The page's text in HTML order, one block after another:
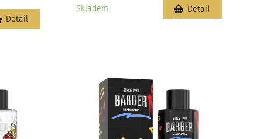
Detail
Skladem Detail